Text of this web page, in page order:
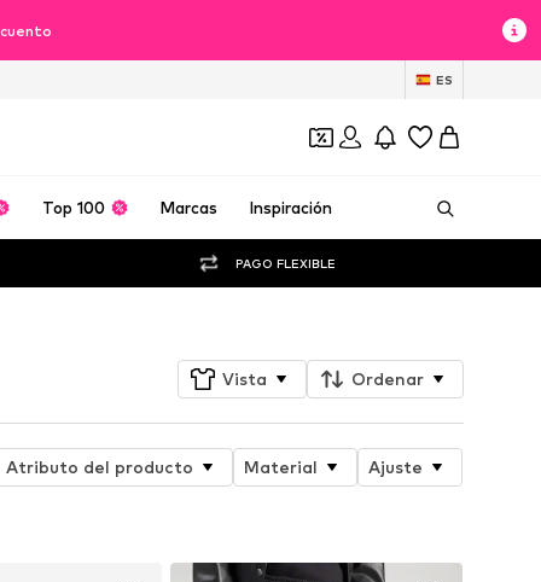
ES
Top 100 Marcas Inspiración
PAGO FLEXIBLE
Vista Ordenar
Atributo del producto Material
Ajuste